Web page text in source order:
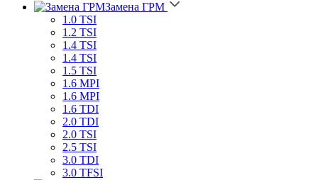
Замена ГРМ
1.0 TSI
1.2 TSI
1.4 TSI
1.4 TSI
1.5 TSI
1.6 MPI
1.6 MPI
1.6 TDI
2.0 TDI
2.0 TSI
2.5 TSI
3.0 TDI
3.0 TFSI